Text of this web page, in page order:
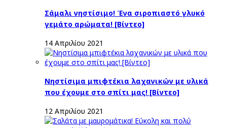
Σάμαλι νηστίσιμο! Ένα σιροπιαστό γλυκό
γεμάτο αρώματα! [Βίντεο]
14 Απριλίου 2021
Νηστίσιμα μπιφτέκια λαχανικών με υλικά
που έχουμε στο σπίτι μας! [Βίντεο]
12 Απριλίου 2021